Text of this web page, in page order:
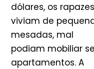
dólares, os rapazes
viviam de
mesadas, mal
podiam mobiliar
apartamentos. A